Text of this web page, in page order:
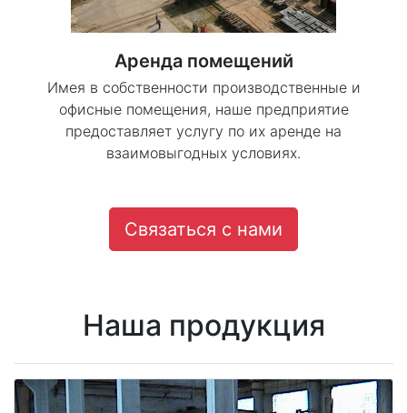
Аренда помещений
Имея в собственности производственные и
офисные помещения, наше предприятие
предоставляет услугу по их аренде на
взаимовыгодных условиях.
Связаться с нами
Наша продукция